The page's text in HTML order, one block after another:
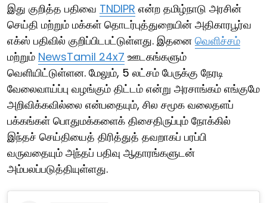
இது குறித்த பதிவை TNDIPR என்ற தமிழ்நாடு அரசின்
செய்தி மற்றும் மக்கள் தொடர்புத்துறையின் அதிகாரபூர்வ
எக்ஸ் பதிவில் குறிப்பிடபட்டுள்ளது. இதனை வெளிச்சம்
மற்றும் NewsTamil 24x7 ஊடகங்களும்
வெளியிட்டுள்ளன. மேலும், 5 லட்சம் பேருக்கு நேரடி
வேலைவாய்ப்பு வழங்கும் திட்டம் என்று அரசாங்கம் எங்குமே
அறிவிக்கவில்லை என்பதையும், சில சமூக வலைதளப்
பக்கங்கள் பொதுமக்களைக் திசைதிருப்பும் நோக்கில்
இந்தச் செய்தியைத் திரித்துத் தவறாகப் பரப்பி
வருவதையும் அந்தப் பதிவு ஆதாரங்களுடன்
அம்பலப்படுத்தியுள்ளது.